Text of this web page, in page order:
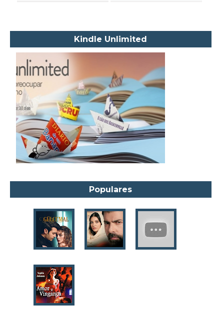
Alexandre Dumas Filho
Alma Katsu
Aluísio Azevedo
Alyson Noël
Amanda Lovelace
Ana Beatriz Barbosa Silva
Ana Maria Machado
Angela Marsons
Anne Frank
Anne Gracie
Anne Hampson
Anne Mather
Kindle Unlimited
Populares